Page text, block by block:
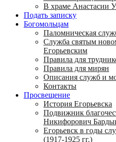
В храме Анастасии
Подать записку
Богомольцам
Паломническая
Служба святым
Егорьевским
Правила для
Правила для мирян
Описания служб и
Контакты
Просвещение
История Егорьевска
Подвижник
Никифорович
Егорьевск в годы
(1917-1925 гг.)